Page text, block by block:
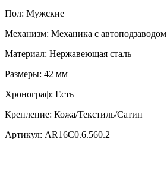
Пол: Мужские
Механизм: Механика с автоподзаводом
Материал: Нержавеющая сталь
Размеры: 42 мм
Хронограф: Есть
Крепление: Кожа/Текстиль/Сатин
Артикул: AR16C0.6.560.2